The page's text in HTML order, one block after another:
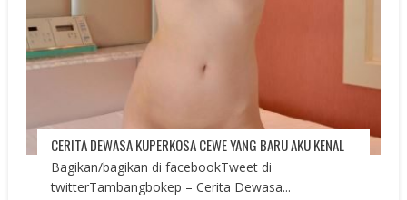
CERITA DEWASA KUPERKOSA CEWE YANG BARU AKU KENAL
Bagikan/bagikan di facebookTweet di
twitterTambangbokep – Cerita Dewasa...